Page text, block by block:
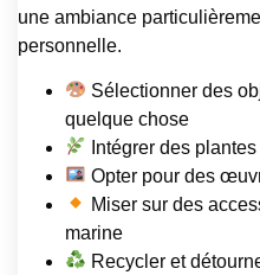
une ambiance
personnelle.
Sélectionner des
quelque chose
Intégrer des
Opter pour des
Miser sur des
marine
Recycler et